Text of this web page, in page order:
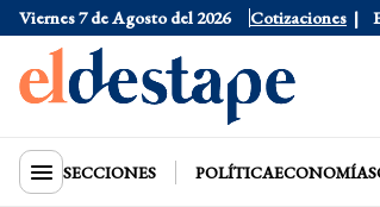
Viernes 7 de Agosto del 2026 Cotizaciones
Dólar Blue $1530 Dólar CCL $1577.3 Euro
SECCIONES POLÍTICAECONOMÍA